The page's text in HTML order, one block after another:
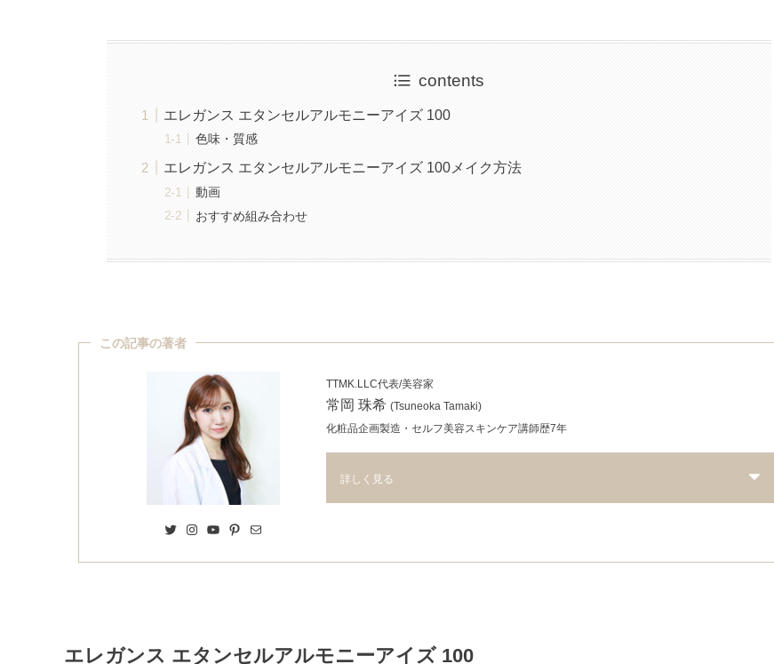
contents
エレガンス エタンセルアルモニーアイズ 100
色味・質感
エレガンス エタンセルアルモニーアイズ 100メイク方法
動画
おすすめ組み合わせ
この記事の著者
Twitter Instagram YouTube Pinterest Mail
TTMK.LLC代表/美容家
常岡 珠希 (Tsuneoka Tamaki)
化粧品企画製造・セルフ美容スキンケア講師歴7年
詳しく見る
エレガンス エタンセルアルモニーアイズ 100